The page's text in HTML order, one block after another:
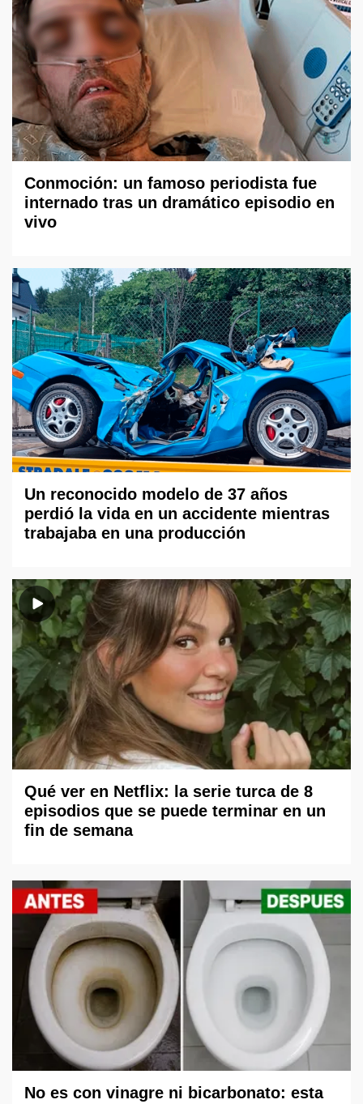
Conmoción: un famoso periodista fue
internado tras un dramático episodio en
vivo
Un reconocido modelo de 37 años
perdió la vida en un accidente mientras
trabajaba en una producción
Qué ver en Netflix: la serie turca de 8
episodios que se puede terminar en un
fin de semana
No es con vinagre ni bicarbonato: esta